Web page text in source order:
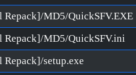
MD5/QuickSFV.EXE
MD5/QuickSFV.ini
setup.exe